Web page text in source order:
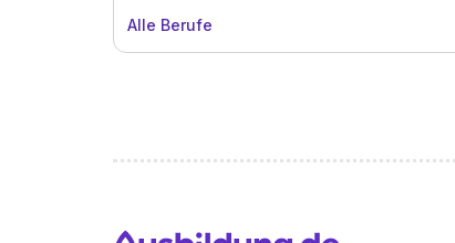
Alle Berufe